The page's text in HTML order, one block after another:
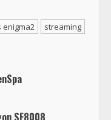
enigma2
streaming
SF8008